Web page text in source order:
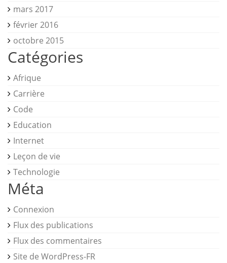
mars 2017
février 2016
octobre 2015
Catégories
Afrique
Carrière
Code
Education
Internet
Leçon de vie
Technologie
Méta
Connexion
Flux des publications
Flux des commentaires
Site de WordPress-FR